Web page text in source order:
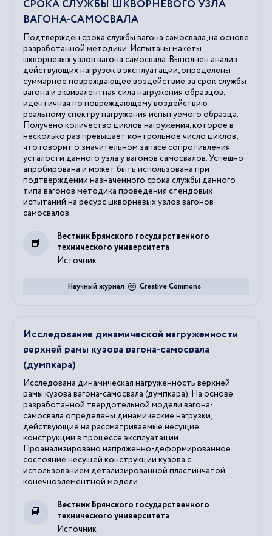
СРОКА СЛУЖБЫ ШКВОРНЕВОГО УЗЛА
ВАГОНА-САМОСВАЛА
Подтвержден срока службы вагона самосвала, на основе
разработанной методики. Испытаны макеты
шкворневых узлов вагона самосвала. Выполнен анализ
действующих нагрузок в эксплуатации, определены
суммарное повреждающее воздействие за срок службы
вагона и эквивалентная сила нагружения образцов,
идентичная по повреждающему воздействию
реальному спектру нагружения испытуемого образца.
Получено количество циклов нагружения, которое в
несколько раз превышает контрольное число циклов,
что говорит о значительном запасе сопротивления
усталости данного узла у вагонов самосвалов. Успешно
апробирована и может быть использована при
подтверждении назначенного срока службы данного
типа вагонов методика проведения стендовых
испытаний на ресурс шкворневых узлов вагонов-
самосвалов.
Источник
Вестник Брянского государственного
технического университета
Creative Commons
Научный журнал
Исследование динамической нагруженности
верхней рамы кузова вагона-самосвала
(думпкара)
Исследована динамическая нагруженность верхней
рамы кузова вагона-самосвала (думпкара). На основе
разработанной твердотельной модели вагона-
самосвала определены динамические нагрузки,
действующие на рассматриваемые несущие
конструкции в процессе эксплуатации.
Проанализировано напряженно-деформированное
состояние несущей конструкции кузова с
использованием детализированной пластинчатой
конечноэлементной модели.
Источник
Вестник Брянского государственного
технического университета